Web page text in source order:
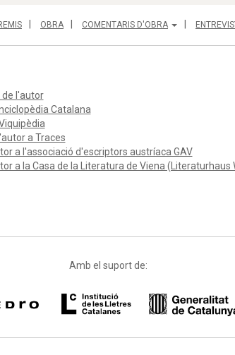
OBRA COMENTARIS D'OBRA
de l'autor
Catalana
a Traces
a l'associació d'escriptors austríaca GAV
a la Casa de la Literatura de Viena (Literaturhaus
Amb el suport de: